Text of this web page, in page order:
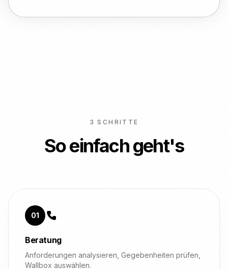
3 SCHRITTE
So einfach geht's
01
Beratung
Anforderungen analysieren, Gegebenheiten prüfen,
Wallbox auswählen.